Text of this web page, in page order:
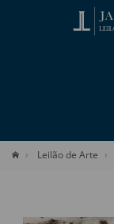
Leilão de Arte